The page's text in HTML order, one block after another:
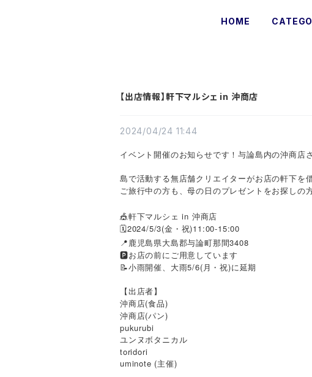
HOME
【出店情報】軒下マルシェ in 沖商店
2024/04/24 11:44
イベント開催のお知らせです！与論島内の沖商店
島で活動する無店舗クリエイターがお店の軒下を
ご旅行中の方も、母の日のプレゼントをお探し
🎪軒下マルシェ in 沖商店
🗓️2024/5/3(金・祝)11:00-15:00
📍鹿児島県大島郡与論町那間3408
🅿️お店の前にご用意しています
📝小雨開催、大雨5/6(月・祝)に延期
【出店者】
沖商店(食品)
沖商店(パン)
pukurubi
ユンヌボタニカル
toridori
uminote (主催)